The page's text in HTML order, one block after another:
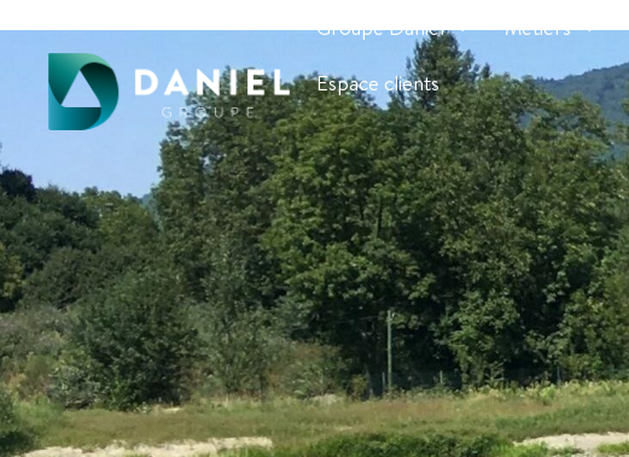
Groupe Daniel Métiers
Espace clients